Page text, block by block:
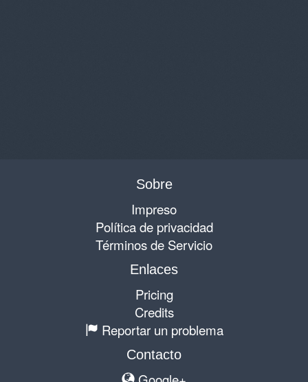
Sobre
Impreso
Política de privacidad
Términos de Servicio
Enlaces
Pricing
Credits
Reportar un problema
Contacto